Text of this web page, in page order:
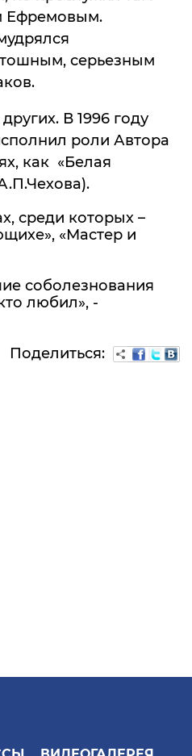
Ефремовым.
серьезным
В 1996 году
роли Автора
как «Белая
среди которых –
«Мастер и
соболезнования
любил», -
Поделиться: